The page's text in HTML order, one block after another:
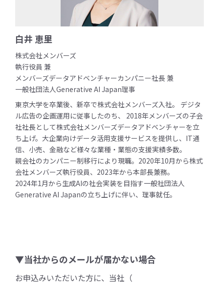
白井 恵里
株式会社メンバーズ
執行役員 兼
メンバーズデータアドベンチャーカンパニー社長 兼
一般社団法人Generative AI Japan理事
東京大学を卒業後、新卒で株式会社メンバーズ入社。 デジタ
ル広告の企画運用に従事したのち、 2018年メンバーズの子会
社社長として株式会社メンバーズデータアドベンチャーを立
ち上げ。大企業向けデータ活用支援サービスを提供し、IT通
信、小売、金融など様々な業種・業態の支援実績多数。
親会社のカンパニー制移行により現職。2020年10月から株式
会社メンバーズ執行役員、2023年から本部長兼務。
2024年1月から生成AIの社会実装を目指す一般社団法人
Generative AI Japanの立ち上げに伴い、理事就任。
▼当社からのメールが届かない場合
お申込みいただいた方に、当社（